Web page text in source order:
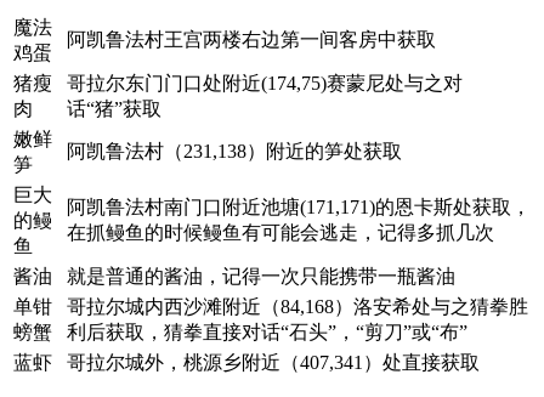
魔法
鸡蛋
阿凯鲁法村王宫两楼右边第一间客房中获取
猪瘦
肉
哥拉尔东门门口处附近(174,75)赛蒙尼处与之对
话“猪”获取
嫩鲜
笋
阿凯鲁法村（231,138）附近的笋处获取
巨大
的鳗
鱼
阿凯鲁法村南门口附近池塘(171,171)的恩卡斯处获取，
在抓鳗鱼的时候鳗鱼有可能会逃走，记得多抓几次
酱油
就是普通的酱油，记得一次只能携带一瓶酱油
单钳
螃蟹
哥拉尔城内西沙滩附近（84,168）洛安希处与之猜拳胜
利后获取，猜拳直接对话“石头”，“剪刀”或“布”
蓝虾
哥拉尔城外，桃源乡附近（407,341）处直接获取